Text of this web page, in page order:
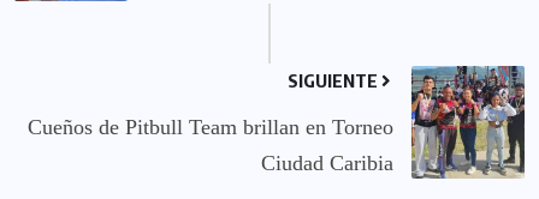
SIGUIENTE
Cueños de Pitbull Team brillan en Torneo
Ciudad Caribia